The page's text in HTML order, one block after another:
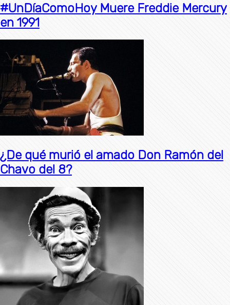
#UnDíaComoHoy Muere Freddie Mercury
en 1991
¿De qué murió el amado Don Ramón del
Chavo del 8?